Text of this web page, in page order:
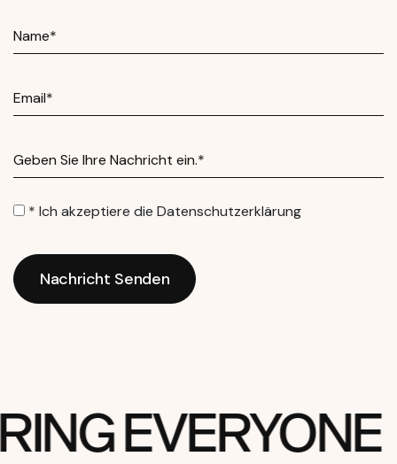
* Ich akzeptiere die Datenschutzerklärung
Nachricht Senden
EVERYONE